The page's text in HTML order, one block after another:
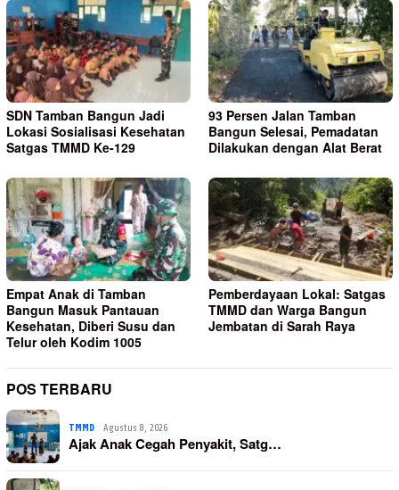
SDN Tamban Bangun Jadi
Lokasi Sosialisasi Kesehatan
Satgas TMMD Ke-129
93 Persen Jalan Tamban
Bangun Selesai, Pemadatan
Dilakukan dengan Alat Berat
Empat Anak di Tamban
Bangun Masuk Pantauan
Kesehatan, Diberi Susu dan
Telur oleh Kodim 1005
Pemberdayaan Lokal: Satgas
TMMD dan Warga Bangun
Jembatan di Sarah Raya
POS TERBARU
TMMD Agustus 8, 2026
Ajak Anak Cegah Penyakit, Satg…